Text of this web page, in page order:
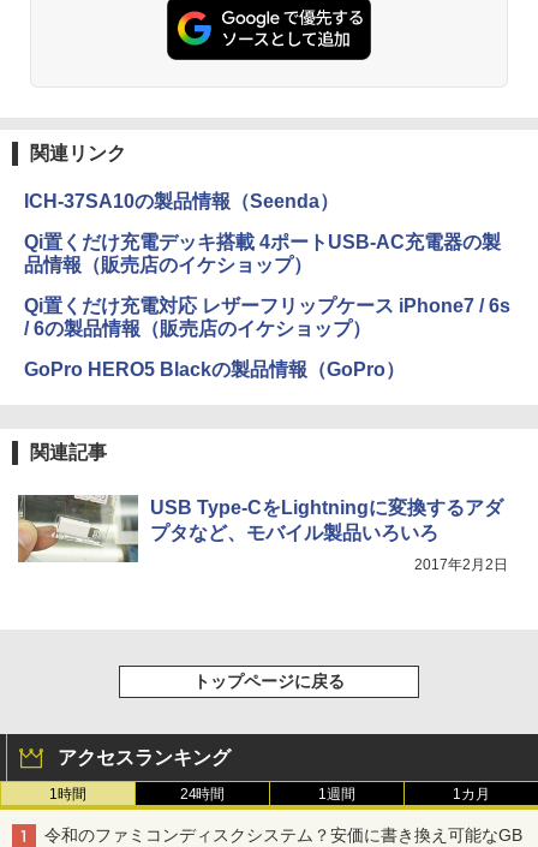
関連リンク
ICH-37SA10の製品情報（Seenda）
Qi置くだけ充電デッキ搭載 4ポートUSB-AC充電器の製
品情報（販売店のイケショップ）
Qi置くだけ充電対応 レザーフリップケース iPhone7 / 6s
/ 6の製品情報（販売店のイケショップ）
GoPro HERO5 Blackの製品情報（GoPro）
関連記事
USB Type-CをLightningに変換するアダ
プタなど、モバイル製品いろいろ
2017年2月2日
トップページに戻る
アクセスランキング
1時間 24時間 1週間 1カ月
令和のファミコンディスクシステム？安価に書き換え可能なGB